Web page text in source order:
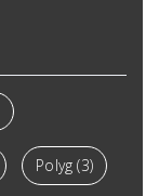
Polyg (3)